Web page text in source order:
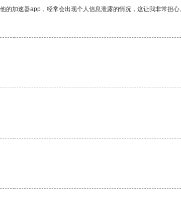
加速器app，经常会出现个人信息泄露的情况，这让我非常担心